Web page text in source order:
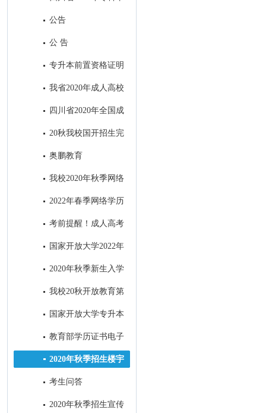
业退役军人和普通高职（专科）
接受成人本科教育报名公告
公告
公 告
专升本前置资格证明
材料出现问题处理办法
我省2020年成人高校
招生录取最低控制分数线出炉！
四川省2020年全国成
人高考考生身体健康监测公告
20秋我校国开招生完
奥鹏教育
我校2020年秋季网络
教育招生顺利结束
2022年春季网络学历
教育电子科技大学招生简章
考前提醒！成人高考
明天开考，这4点需注意！
国家开放大学2022年
秋季招生简章
2020年秋季新生入学
指南设计印刷项目招标公告
我校20秋开放教育第
一批次招生全面结束
国家开放大学专升本
前置学历​审核中常见问题及处理
方式
教育部学历证书电子
注册备案表申请流程
2020年秋季招生楼宇
视频广告制作项目招标公共
考生问答
2020年秋季招生宣传